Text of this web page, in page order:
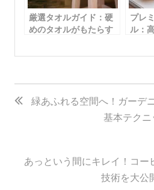
厳選タオルガイド：硬
めのタオルがもたらす
プレ
ル：
投
稿
ゲ
緑あふれる空間へ！ガーデ
基本テクニ
あっという間にキレイ！コー
技術を大公